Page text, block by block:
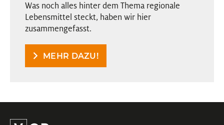
Was noch alles hinter dem Thema regionale
Lebensmittel steckt, haben wir hier
zusammengefasst.
MEHR DAZU!